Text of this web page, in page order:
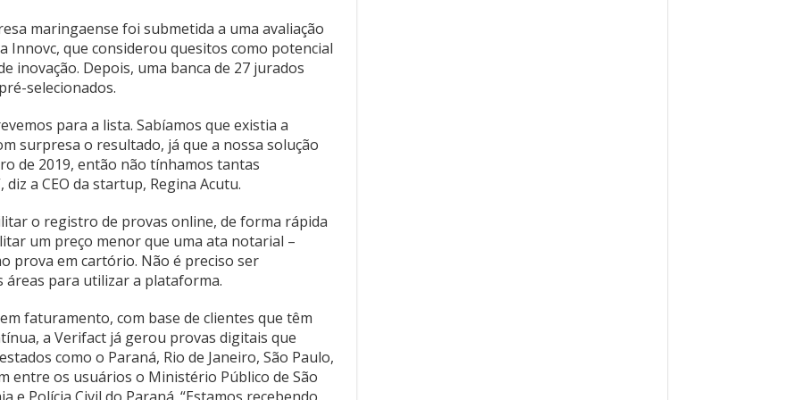
maringaense foi submetida a uma avaliação
Innovc, que considerou quesitos como potencial
inovação. Depois, uma banca de 27 jurados
selecionados.
para a lista. Sabíamos que existia a
surpresa o resultado, já que a nossa solução
de 2019, então não tínhamos tantas
a CEO da startup, Regina Acutu.
o registro de provas online, de forma rápida
um preço menor que uma ata notarial –
prova em cartório. Não é preciso ser
para utilizar a plataforma.
faturamento, com base de clientes que têm
a Verifact já gerou provas digitais que
como o Paraná, Rio de Janeiro, São Paulo,
entre os usuários o Ministério Público de São